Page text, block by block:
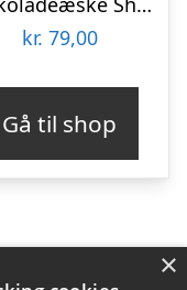
kr. 79,00
Gå til shop
×